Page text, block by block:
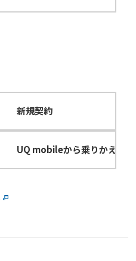
りかえ
新規契約
え（MNP）
UQ mobileから乗りかえ（